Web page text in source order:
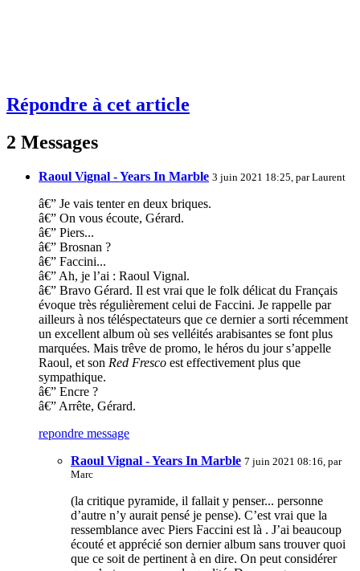
Répondre à cet article
2 Messages
Raoul Vignal - Years In Marble 3 juin 2021 18:25, parLaurent
â€” Je vais tenter en deux briques.
â€” On vous écoute, Gérard.
â€” Piers...
â€” Brosnan ?
â€” Faccini...
â€” Ah, je l’ai : Raoul Vignal.
â€” Bravo Gérard. Il est vrai que le folk délicat du Français
évoque très régulièrement celui de Faccini. Je rappelle par
ailleurs à nos téléspectateurs que ce dernier a sorti récemment
un excellent album où ses velléités arabisantes se font plus
marquées. Mais trêve de promo, le héros du jour s’appelle
Raoul, et son Red Fresco est effectivement plus que
sympathique.
â€” Encre ?
â€” Arrête, Gérard.
repondre message
Raoul Vignal - Years In Marble 7 juin 2021 08:16, par
Marc
(la critique pyramide, il fallait y penser... personne
d’autre n’y aurait pensé je pense). C’est vrai que la
ressemblance avec Piers Faccini est là . J’ai beaucoup
écouté et apprécié son dernier album sans trouver quoi
que ce soit de pertinent à en dire. On peut considérer